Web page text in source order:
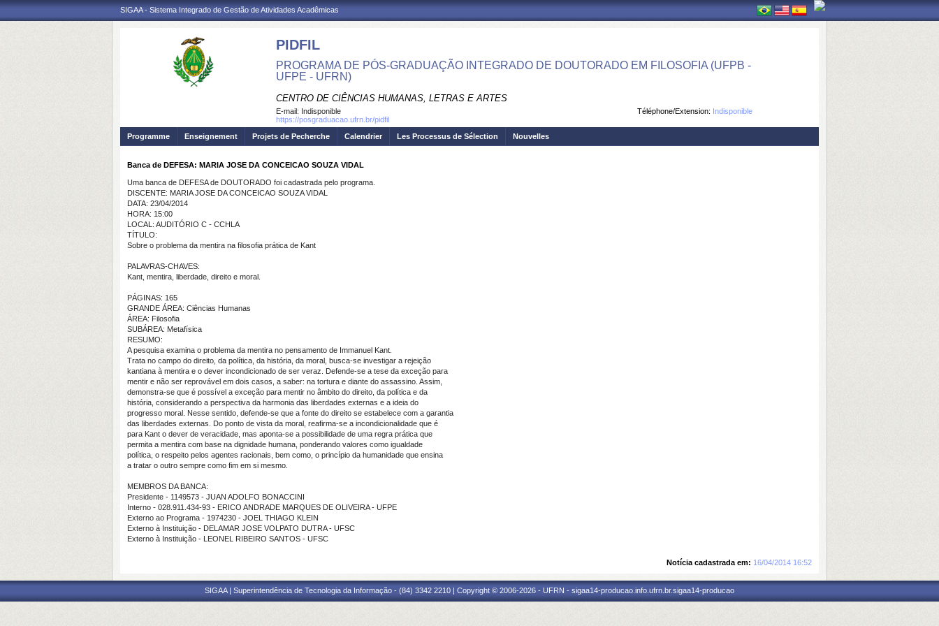
SIGAA - Sistema Integrado de Gestão de Atividades Acadêmicas
PIDFIL
PROGRAMA DE PÓS-GRADUAÇÃO INTEGRADO DE DOUTORADO EM FILOSOFIA (UFPB -
UFPE - UFRN)
CENTRO DE CIÊNCIAS HUMANAS, LETRAS E ARTES
Téléphone/Extension: Indisponible
E-mail: Indisponible
https://posgraduacao.ufrn.br/pidfil
Programme
Enseignement Projets de Pecherche Calendrier Les Processus de Sélection Nouvelles
Banca de DEFESA: MARIA JOSE DA CONCEICAO SOUZA VIDAL
Uma banca de DEFESA de DOUTORADO foi cadastrada pelo programa.
DISCENTE: MARIA JOSE DA CONCEICAO SOUZA VIDAL
DATA: 23/04/2014
HORA: 15:00
LOCAL: AUDITÓRIO C - CCHLA
TÍTULO:
Sobre o problema da mentira na filosofia prática de Kant
PALAVRAS-CHAVES:
Kant, mentira, liberdade, direito e moral.
PÁGINAS: 165
GRANDE ÁREA: Ciências Humanas
ÁREA: Filosofia
SUBÁREA: Metafísica
RESUMO:
A pesquisa examina o problema da mentira no pensamento de Immanuel Kant.
Trata no campo do direito, da política, da história, da moral, busca-se investigar a rejeição
kantiana à mentira e o dever incondicionado de ser veraz. Defende-se a tese da exceção para
mentir e não ser reprovável em dois casos, a saber: na tortura e diante do assassino. Assim,
demonstra-se que é possível a exceção para mentir no âmbito do direito, da política e da
história, considerando a perspectiva da harmonia das liberdades externas e a ideia do
progresso moral. Nesse sentido, defende-se que a fonte do direito se estabelece com a garantia
das liberdades externas. Do ponto de vista da moral, reafirma-se a incondicionalidade que é
para Kant o dever de veracidade, mas aponta-se a possibilidade de uma regra prática que
permita a mentira com base na dignidade humana, ponderando valores como igualdade
política, o respeito pelos agentes racionais, bem como, o princípio da humanidade que ensina
a tratar o outro sempre como fim em si mesmo.
MEMBROS DA BANCA:
Presidente - 1149573 - JUAN ADOLFO BONACCINI
Interno - 028.911.434-93 - ERICO ANDRADE MARQUES DE OLIVEIRA - UFPE
Externo ao Programa - 1974230 - JOEL THIAGO KLEIN
Externo à Instituição - DELAMAR JOSE VOLPATO DUTRA - UFSC
Externo à Instituição - LEONEL RIBEIRO SANTOS - UFSC
Notícia cadastrada em: 16/04/2014 16:52
SIGAA | Superintendência de Tecnologia da Informação - (84) 3342 2210 | Copyright © 2006-2026 - UFRN - sigaa14-producao.info.ufrn.br.sigaa14-producao